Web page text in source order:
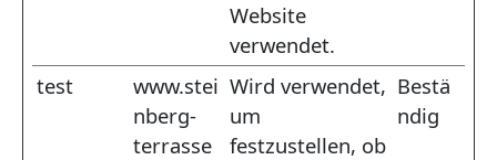
Website
verwendet.
test
www.stei
nberg-
terrasse
Wird verwendet,
um
festzustellen, ob
Bestä
ndig